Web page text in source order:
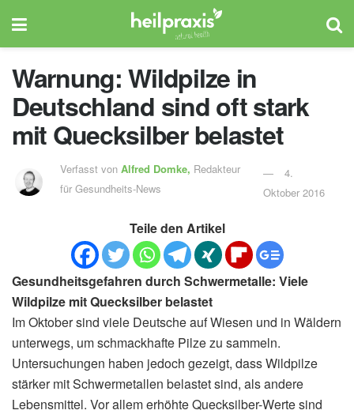
Warnung: Wildpilze in
Deutschland sind oft stark
mit Quecksilber belastet
Verfasst von Alfred Domke, Redakteur
für Gesundheits-News
4.
Oktober 2016
Teile den Artikel
Gesundheitsgefahren durch Schwermetalle: Viele
Wildpilze mit Quecksilber belastet
Im Oktober sind viele Deutsche auf Wiesen und in Wäldern
unterwegs, um schmackhafte Pilze zu sammeln.
Untersuchungen haben jedoch gezeigt, dass Wildpilze
stärker mit Schwermetallen belastet sind, als andere
Lebensmittel. Vor allem erhöhte Quecksilber-Werte sind